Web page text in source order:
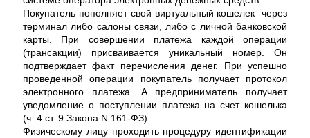
Покупатель пополняет свой виртуальный кошелек через
терминал либо салоны связи, либо с личной банковской
карты. При совершении платежа каждой операции
(трансакции) присваивается уникальный номер. Он
подтверждает факт перечисления денег. При успешно
проведенной операции покупатель получает протокол
электронного платежа. А предприниматель получает
уведомление о поступлении платежа на счет кошелька
(ч. 4 ст. 9 Закона N 161-ФЗ).
Физическому лицу проходить процедуру идентификации